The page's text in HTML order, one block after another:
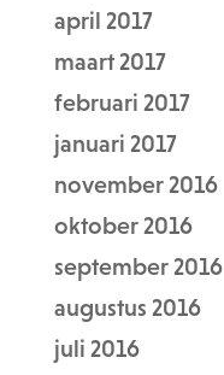
april 2017
maart 2017
februari 2017
januari 2017
november 2016
oktober 2016
september 2016
augustus 2016
juli 2016